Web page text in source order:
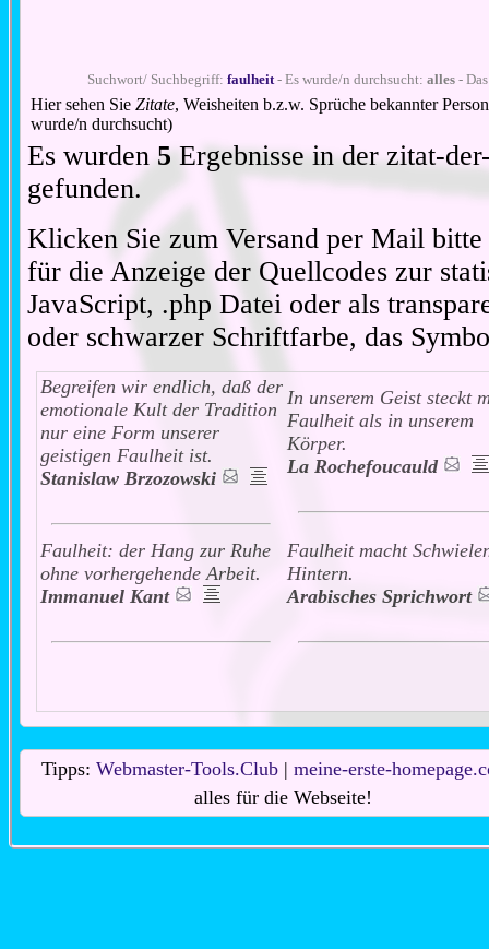
Suchwort/ Suchbegriff: faulheit- Es wurde/n durchsucht: alles-
Hier sehen SieZitate, Weisheiten b.z.w. Sprüche bekannter
wurde/n durchsucht)
Es wurden 5Ergebnisse in der zitat-
gefunden.
Klicken Sie zum Versand per Mail
für die Anzeige der Quellcodes zur
JavaScript, .php Datei oder als
oder schwarzer Schriftfarbe, das
Begreifen wir endlich, daß der
emotionale Kult der Tradition
nur eine Form unserer
geistigen Faulheit ist.
Stanislaw Brzozowski
In unserem Geist steckt
Faulheit als in unserem
Körper.
La Rochefoucauld
Faulheit: der Hang zur Ruhe
ohne vorhergehende Arbeit.
Immanuel Kant
Faulheit macht
Hintern.
Arabisches Sprichwort
Tipps:Webmaster-Tools.Club |meine-erste-
alles für die Webseite!